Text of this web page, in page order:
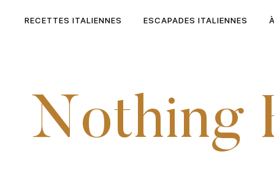
RECETTES ITALIENNES ESCAPADES ITALIENNES
Nothing